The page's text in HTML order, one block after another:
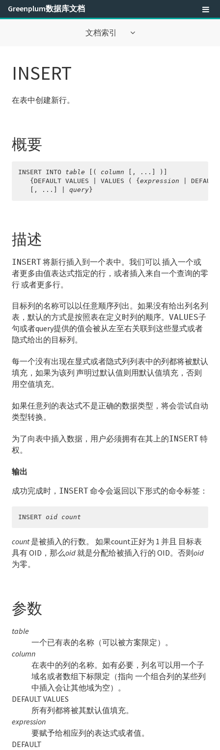
Greenplum数据库文档
文档索引
最佳实践
安全性配置指南
工具指南
Greenplum数据库参考指南
SQL命令参考
ABORT
ALTER AGGREGATE
ALTER CONVERSION
ALTER DATABASE
ALTER DOMAIN
ALTER EXTERNAL TABLE
ALTER FILESPACE
ALTER FUNCTION
ALTER GROUP
ALTER OPERATOR CLASS
ALTER OPERATOR FAMILY
ALTER ROLE
ALTER SEQUENCE
ALTER TABLE
ALTER TABLESPACE
ALTER TYPE
ALTER USER
INSERT
在表中创建新行。
概要
INSERT INTO table [( column [, ...] )]
{DEFAULT VALUES | VALUES ( {expression |
   [, ...] |
query}
描述
INSERT将新行插入到一个表中。我们可以 插入一个或
者更多由值表达式指定的行，或者插入来自一个查询的零
行 或者更多行。
目标列的名称可以以任意顺序列出。如果没有给出列名列
表，默认的方式是按照表在定义时列的顺序。 VALUES子
句或者query提供的值会被从左至右关联到这些显式或者
隐式给出的目标列。
每一个没有出现在显式或者隐式列列表中的列都将被默认
填充，如果为该列 声明过默认值则用默认值填充，否则
用空值填充。
如果任意列的表达式不是正确的数据类型，将会尝试自动
类型转换。
为了向表中插入数据，用户必须拥有在其上的INSERT特
权。
输出
成功完成时， INSERT命令会返回以下形式的命令标签：
INSERT oid count
count是被插入的行数。 如果count正好为 1 并且 目标表
具有 OID，那么oid就是分配给被插入行的 OID。否则oid
为零。
参数
table
一个已有表的名称（可以被方案限定）。
column
在表中的列的名称。如有必要，列名可以用一个子
域名或者数组下标限定（指向 一个组合列的某些列
中插入会让其他域为空）。
DEFAULT VALUES
所有列都将被其默认值填充。
expression
要赋予给相应列的表达式或者值。
DEFAULT